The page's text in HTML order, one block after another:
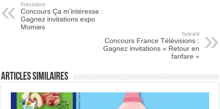
Précédent
Concours Ça m’intéresse :
Gagnez invitations expo
Momies
Suivant
Concours France Télévisions :
Gagnez invitations « Retour en
fanfare »
Articles Similaires